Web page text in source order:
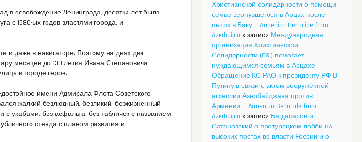
в освобождение Ленинграда, десятки лет была
с 1980-ых годов властями города, и
и даже в навигаторе. Поэтому на днях два
месяцев до 130-летия Ивана Степановича
в городе-герое.
имени Адмирала Флота Советского
жалкий безлюдный, безликий, безжизненный
с ухабами, без асфальта, без табличек с названием
стенда с планом развития и
Христианской солидарности о помощи
семье вернувшегося в Арцах после
пыток в Баку — Armenian Genocide from
Azerbaijan к записи Международная
организация Христианской
Солидарности (CSI) помогает
нуждающимся семьям в Арцахе
Обращение КС РАО к президенту РФ В.
Путину в связи с актом вооружённой
агрессии Азербайджана против
Армении — Armenian Genocide from
Azerbaijan к записи Багдасаров и
Сатановский о протурецком лобби на
высоких постах во власти России и о